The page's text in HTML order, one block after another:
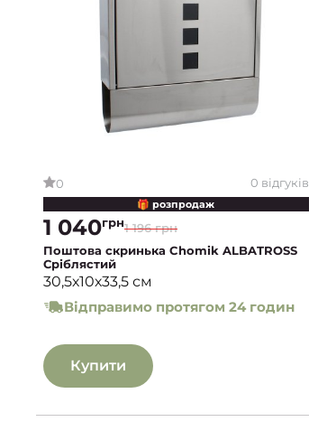
0 0 відгуків
🎁 розпродаж
1 196 грн
1 040грн
Поштова скринька Chomik ALBATROSS
Сріблястий
30,5х10х33,5 см
Відправимо протягом 24 годин
Купити